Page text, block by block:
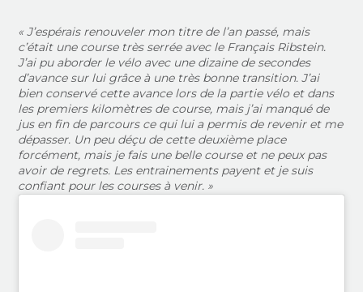
« J’espérais renouveler mon titre de l’an passé, mais
c’était une course très serrée avec le Français Ribstein.
J’ai pu aborder le vélo avec une dizaine de secondes
d’avance sur lui grâce à une très bonne transition. J’ai
bien conservé cette avance lors de la partie vélo et dans
les premiers kilomètres de course, mais j’ai manqué de
jus en fin de parcours ce qui lui a permis de revenir et me
dépasser. Un peu déçu de cette deuxième place
forcément, mais je fais une belle course et ne peux pas
avoir de regrets. Les entrainements payent et je suis
confiant pour les courses à venir. »